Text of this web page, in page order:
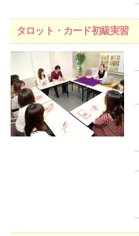
タロット・カード初級実習